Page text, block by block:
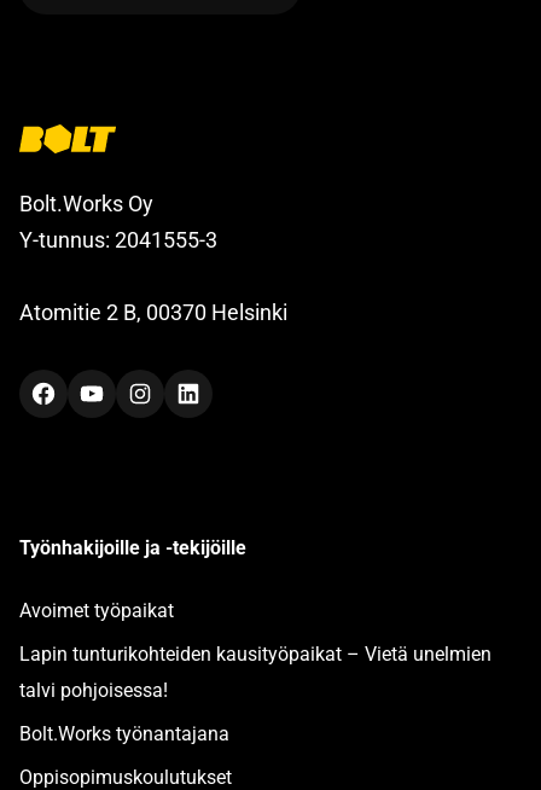
Bolt.Works Oy
Y-tunnus: 2041555-3
Atomitie 2 B, 00370 Helsinki
FacebookYouTubeInstagramLinkedIn
Työnhakijoille ja -tekijöille
Avoimet työpaikat
Lapin tunturikohteiden kausityöpaikat – Vietä unelmien
talvi pohjoisessa!
Bolt.Works työnantajana
Oppisopimuskoulutukset